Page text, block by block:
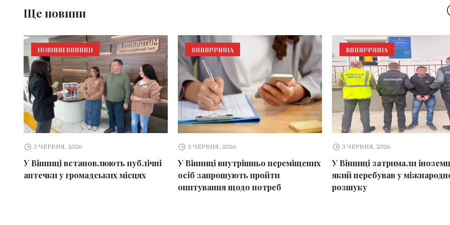
Ще новини
НОВИНИ ВІННИЦІ
3 ЧЕРВНЯ, 2026
У Вінниці встановлюють публічні
аптечки у громадських місцях
ВІННИЧЧИНА
3 ЧЕРВНЯ, 2026
У Вінниці внутрішньо переміщених
осіб запрошують пройти
опитування щодо потреб
ВІННИЧЧИНА
3 ЧЕРВНЯ, 2026
У Вінниці затримали
який перебував у
розшуку